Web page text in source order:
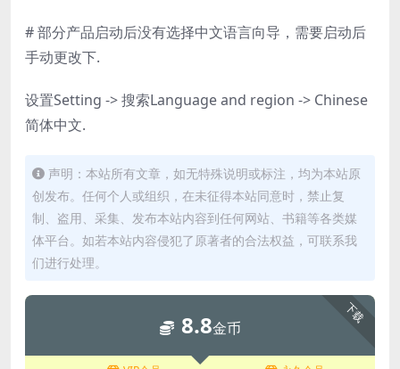
# 部分产品启动后没有选择中文语言向导，需要启动后
手动更改下.
设置Setting -> 搜索Language and region -> Chinese
简体中文.
声明：本站所有文章，如无特殊说明或标注，均为本站原
创发布。任何个人或组织，在未征得本站同意时，禁止复
制、盗用、采集、发布本站内容到任何网站、书籍等各类媒
体平台。如若本站内容侵犯了原著者的合法权益，可联系我
们进行处理。
下载
8.8金币